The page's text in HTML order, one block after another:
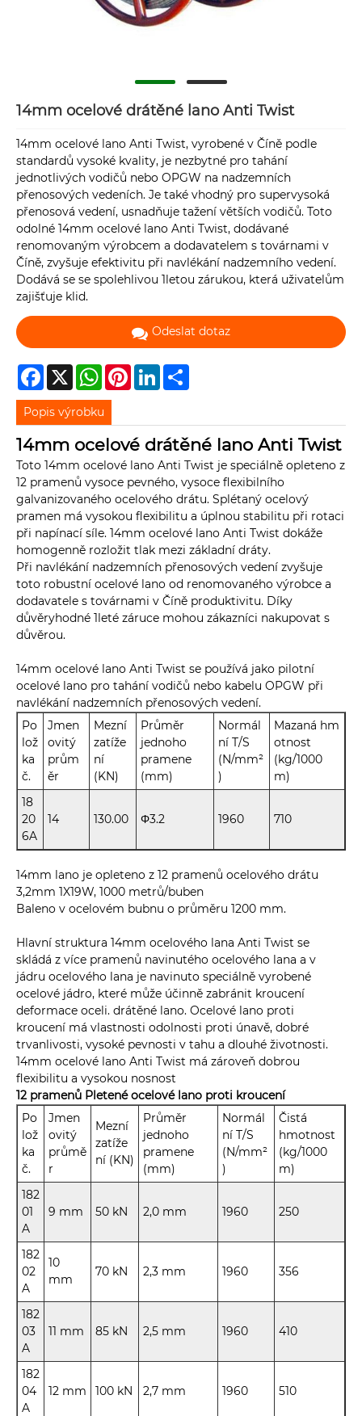
14mm ocelové drátěné lano Anti Twist
14mm ocelové lano Anti Twist, vyrobené v Číně podle
standardů vysoké kvality, je nezbytné pro tahání
jednotlivých vodičů nebo OPGW na nadzemních
přenosových vedeních. Je také vhodný pro supervysoká
přenosová vedení, usnadňuje tažení větších vodičů. Toto
odolné 14mm ocelové lano Anti Twist, dodávané
renomovaným výrobcem a dodavatelem s továrnami v
Číně, zvyšuje efektivitu při navlékání nadzemního vedení.
Dodává se se spolehlivou 1letou zárukou, která uživatelům
zajišťuje klid.
Odeslat dotaz
Facebook
X WhatsAppPinterestLinkedIn
Popis výrobku
14mm ocelové drátěné lano Anti Twist
Toto 14mm ocelové lano Anti Twist je speciálně opleteno z
12 pramenů vysoce pevného, ​​vysoce flexibilního
galvanizovaného ocelového drátu. Splétaný ocelový
pramen má vysokou flexibilitu a úplnou stabilitu při rotaci
při napínací síle. 14mm ocelové lano Anti Twist dokáže
homogenně rozložit tlak mezi základní dráty.
Při navlékání nadzemních přenosových vedení zvyšuje
toto robustní ocelové lano od renomovaného výrobce a
dodavatele s továrnami v Číně produktivitu. Díky
důvěryhodné 1leté záruce mohou zákazníci nakupovat s
důvěrou.
14mm ocelové lano Anti Twist se používá jako pilotní
ocelové lano pro tahání vodičů nebo kabelu OPGW při
navlékání nadzemních přenosových vedení.
Po
lož
ka
č.
Jmen
ovitý
prům
ěr
Mezní
zatíže
ní
(KN)
Průměr
jednoho
pramene
(mm)
Normál
ní T/S
(N/mm²
)
Mazaná hm
otnost
(kg/1000
m)
18
20
6A
14 130.00 Φ3.2 1960 710
14mm lano je opleteno z 12 pramenů ocelového drátu
3,2mm 1X19W, 1000 metrů/buben
Baleno v ocelovém bubnu o průměru 1200 mm.
Hlavní struktura 14mm ocelového lana Anti Twist se
skládá z více pramenů navinutého ocelového lana a v
jádru ocelového lana je navinuto speciálně vyrobené
ocelové jádro, které může účinně zabránit kroucení
deformace oceli. drátěné lano. Ocelové lano proti
kroucení má vlastnosti odolnosti proti únavě, dobré
trvanlivosti, vysoké pevnosti v tahu a dlouhé životnosti.
14mm ocelové lano Anti Twist má zároveň dobrou
flexibilitu a vysokou nosnost
12 pramenů Pletené ocelové lano proti kroucení
Po
lož
ka
č.
Jmen
ovitý
průmě
r
Mezní
zatíže
ní (KN)
Průměr
jednoho
pramene
(mm)
Normál
ní T/S
(N/mm²
)
Čistá
hmotnost
(kg/1000
m)
182
01
A
9 mm 50 kN 2,0 mm 1960 250
182
02
A
10
mm
70 kN 2,3 mm 1960 356
182
03
A
11 mm 85 kN 2,5 mm 1960 410
182
04
A
12 mm 100 kN 2,7 mm 1960 510